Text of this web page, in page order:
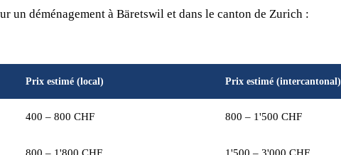
un déménagement à Bäretswil et dans le canton de Zurich :
Prix estimé (local) Prix estimé (intercantonal)
400 – 800 CHF 800 – 1'500 CHF